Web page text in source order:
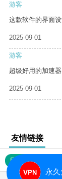
游客
这款软件的界面
2025-09-01
游客
超级好用的加速
2025-09-01
友情链接
网站地图
永